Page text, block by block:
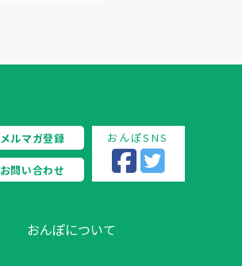
メルマガ登録
お問い合わせ
おんぽSNS
おんぽについて